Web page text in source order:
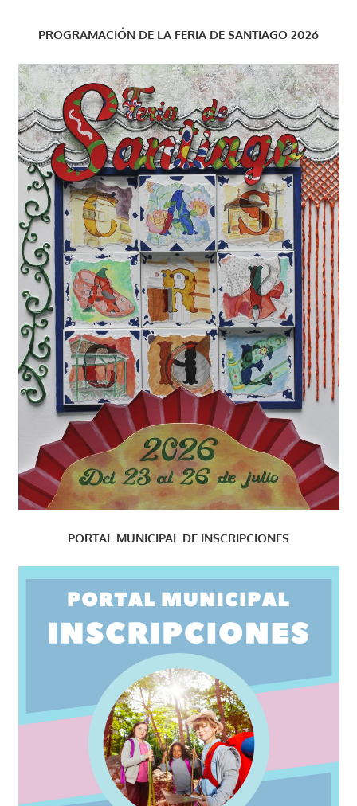
PROGRAMACIÓN DE LA FERIA DE SANTIAGO 2026
PORTAL MUNICIPAL DE INSCRIPCIONES